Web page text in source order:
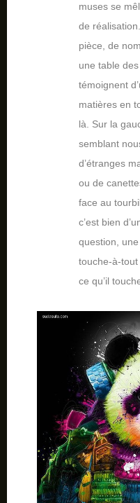
muses se
de
pièce, de
une table
témoignent
matières en
là. Sur la
semblant
d’étranges
ou de
face au
c’est bien
question,
touche-à-
ce qu’il